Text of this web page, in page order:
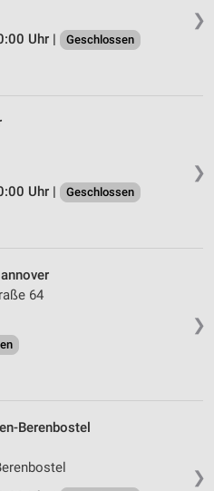
❯
Uhr |
Geschlossen
❯
Uhr |
Geschlossen
❯
64
❯
Berenbostel